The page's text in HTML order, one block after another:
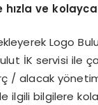
ve
Logo
İK servisi ile
/ alacak
ilgili bilgilere